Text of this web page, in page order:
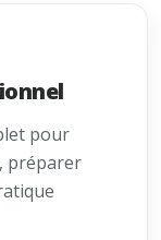
pour
préparer